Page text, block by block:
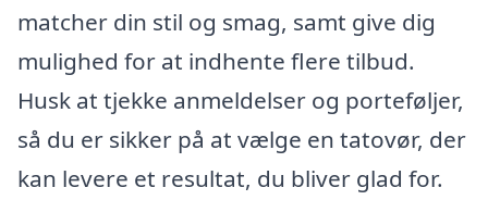
matcher din stil og smag, samt give dig
mulighed for at indhente flere tilbud.
Husk at tjekke anmeldelser og porteføljer,
så du er sikker på at vælge en tatovør, der
kan levere et resultat, du bliver glad for.